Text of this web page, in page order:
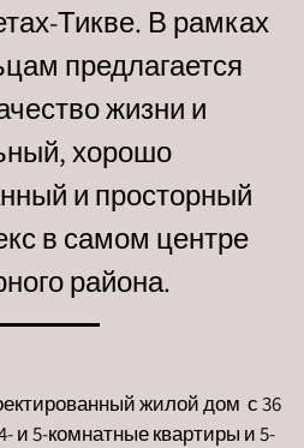
Тикве. В рамках
предлагается
жизни и
хорошо
и просторный
в самом центре
района.
жилой дом с 36
и 5-комнатные квартиры и 5-